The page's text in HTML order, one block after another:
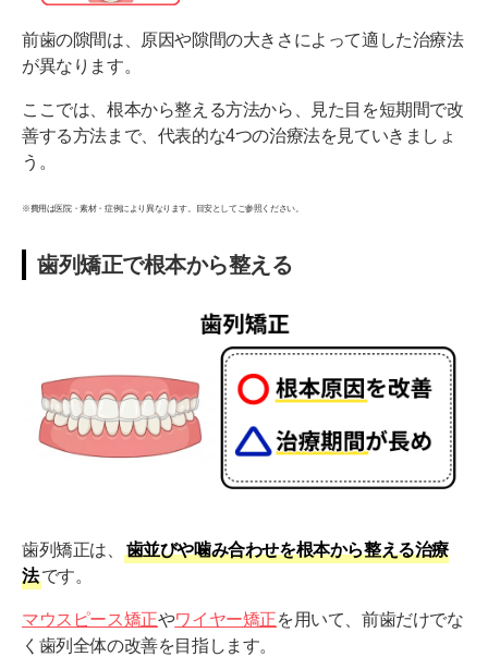
前歯の隙間は、原因や隙間の大きさによって適した治療法
が異なります。
ここでは、根本から整える方法から、見た目を短期間で改
善する方法まで、代表的な4つの治療法を見ていきましょ
う。
※費用は医院・素材・症例により異なります。目安としてご参照ください。
歯列矯正で根本から整える
歯列矯正は、
歯並びや噛み合わせを根本から整える治療
法です。
マウスピース矯正やワイヤー矯正を用いて、前歯だけでな
く歯列全体の改善を目指します。